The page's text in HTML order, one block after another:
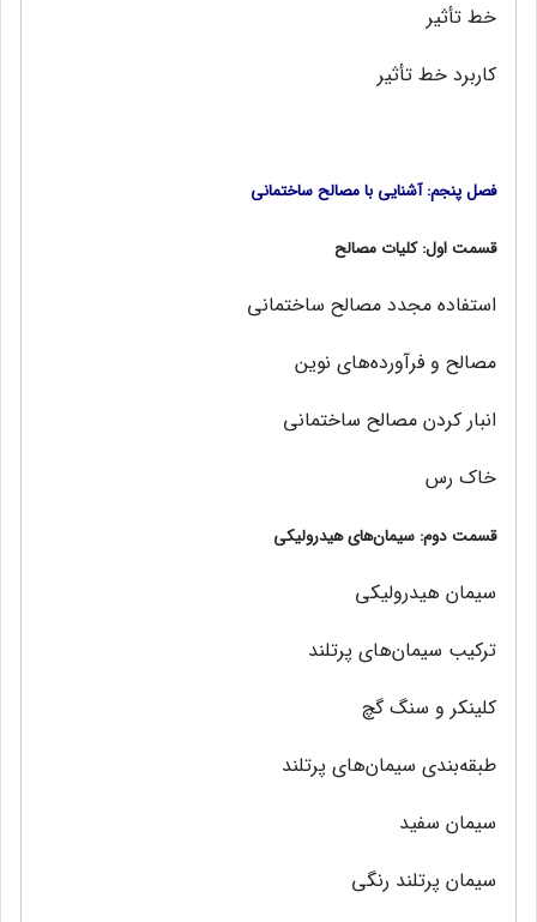
خط تأثیر
کاربرد خط تأثیر
فصل پنجم: آشنایی با مصالح ساختمانی
قسمت اول: کلیات مصالح
استفاده مجدد مصالح ساختمانی
مصالح و فرآورده‌های نوین
انبار كردن مصالح ساختمانی
خاک رس
قسمت دوم: سيمان‌های هیدرولیکی
سيمان هیدرولیکی
ترکیب سیمان‌های پرتلند
کلینکر و سنگ گچ
طبقه‌بندی سیمان‌های پرتلند
سيمان سفيد
سيمان پرتلند رنگي